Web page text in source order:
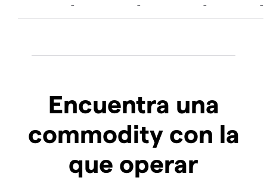
Encuentra una
commodity con la
que operar